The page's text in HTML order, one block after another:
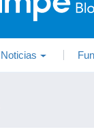
Noticias